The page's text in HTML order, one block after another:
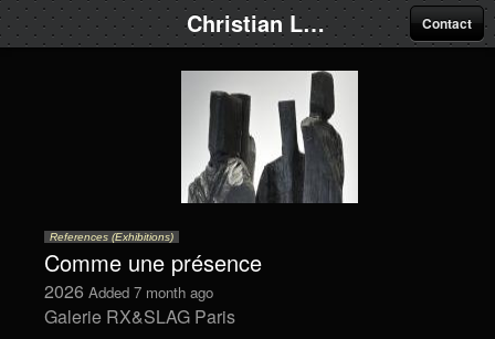
Christian Lapie Contact
References (Exhibitions)
Comme une présence
2026 Added 7 month ago
Galerie RX&SLAG Paris